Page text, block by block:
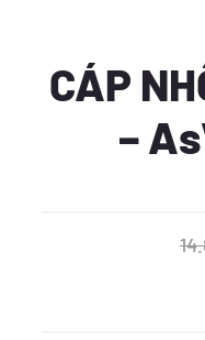
CÁP
–